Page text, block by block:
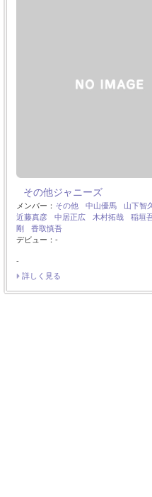
その他ジャニーズ
メンバー： その他 中山優馬 山下智久
近藤真彦
中居正広 木村拓哉 稲垣
剛
香取慎吾
デビュー：-
-
詳しく見る